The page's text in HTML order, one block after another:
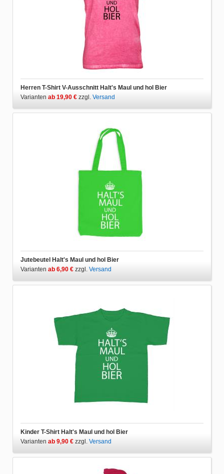
Herren T-Shirt V-Ausschnitt Halt's Maul und hol Bier
Varianten ab 19,90 € zzgl. Versand
Jutebeutel Halt's Maul und hol Bier
Varianten ab 6,90 € zzgl. Versand
Kinder T-Shirt Halt's Maul und hol Bier
Varianten ab 9,90 € zzgl. Versand